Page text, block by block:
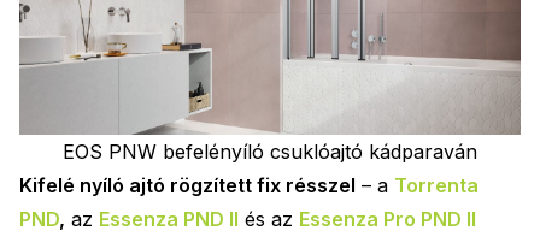
EOS PNW befelényíló csuklóajtó kádparaván
Kifelé nyíló ajtó rögzített fix résszel – a Torrenta
PND, az Essenza PND II és az Essenza Pro PND II